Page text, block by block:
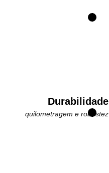
Durabilidade
quilometragem e robustez